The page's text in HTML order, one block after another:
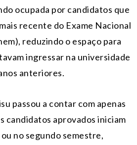
ocupada por candidatos que
recente do Exame Nacional
reduzindo o espaço para
ingressar na universidade
anteriores.
passou a contar com apenas
candidatos aprovados iniciam
no segundo semestre,